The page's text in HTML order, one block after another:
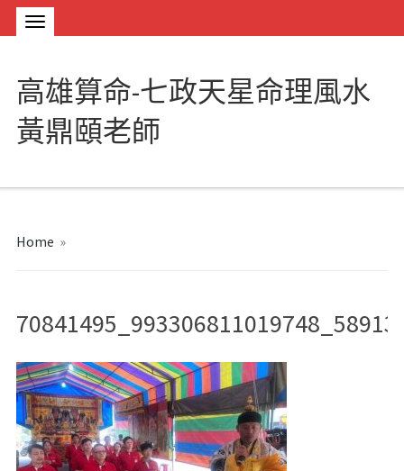
高雄算命-七政天星命理風水
黃鼎頤老師
Home »